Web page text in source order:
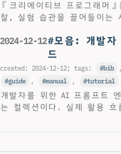
『크리에이티브 프로그래머
찰, 실험 습관을 끌어들이는
2024-12-12#모음: 개발자
드
created: 2024-12-12; tags: bib ,
guide
, manual , tutorial
개발자를 위한 AI 프롬프트
는 컬렉션이다. 실제 활용 흐